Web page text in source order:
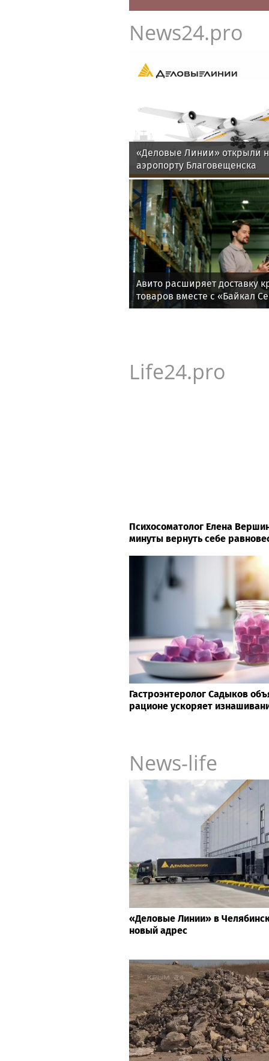
News24.pro
«Деловые Линии» открыли
аэропорту Благовещенска
Авито расширяет доставку
товаров вместе с «Байкал
Life24.pro
Психосоматолог Елена
минуты вернуть себе
Гастроэнтеролог Садыков
рационе ускоряет
News-life
«Деловые Линии» в
новый адрес